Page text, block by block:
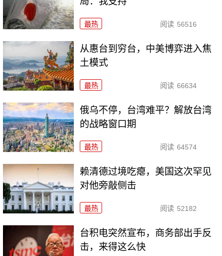
最热 阅读 56516
从惠台到穷台，中美博弈进入焦
土模式
最热 阅读 66634
俄乌不停，台湾难平？解放台湾
的战略窗口期
最热 阅读 64574
赖清德过境吃瘪，美国这次罕见
对他旁敲侧击
最热 阅读 52182
台积电突然宣布，商务部出手反
击，来得这么快